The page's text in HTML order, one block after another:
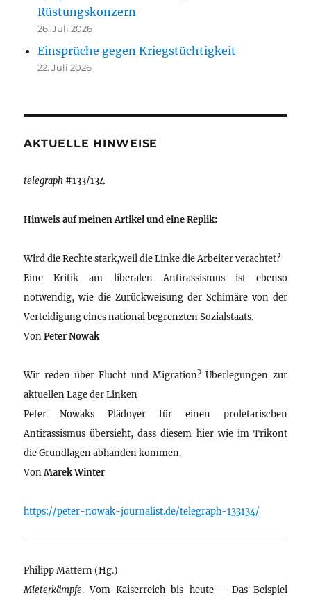
Rüstungskonzern
26. Juli 2026
Einsprüche gegen Kriegstüchtigkeit
22. Juli 2026
AKTUELLE HINWEISE
telegraph #133/134
Hinweis auf meinen Artikel und eine Replik:
Wird die Rechte stark,weil die Linke die Arbeiter verachtet?
Eine Kritik am liberalen Antirassismus ist ebenso
notwendig, wie die Zurückweisung der Schimäre von der
Verteidigung eines national begrenzten Sozialstaats.
VonPeter Nowak
Wir reden über Flucht und Migration? Überlegungen zur
aktuellen Lage der Linken
Peter Nowaks Plädoyer für einen proletarischen
Antirassismus übersieht, dass diesem hier wie im Trikont
die Grundlagen abhanden kommen.
VonMarek Winter
https://peter-nowak-journalist.de/telegraph-133134/
Philipp Mattern (Hg.)
Mieterkämpfe. Vom Kaiserreich bis heute – Das Beispiel